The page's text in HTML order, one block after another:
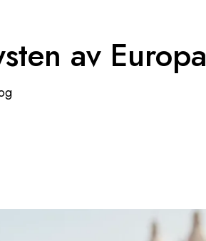
av Europa